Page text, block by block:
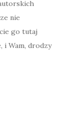
nie
go tutaj
i Wam, drodzy